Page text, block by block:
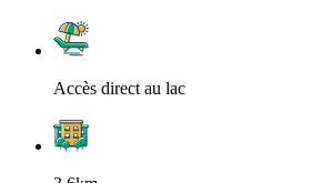
Accès direct au lac